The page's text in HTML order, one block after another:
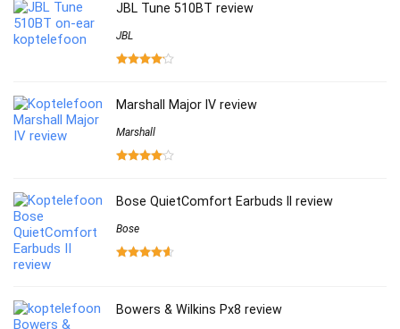
JBL Tune 510BT review
JBL
Marshall Major IV review
Marshall
Bose QuietComfort Earbuds II review
Bose
Bowers & Wilkins Px8 review